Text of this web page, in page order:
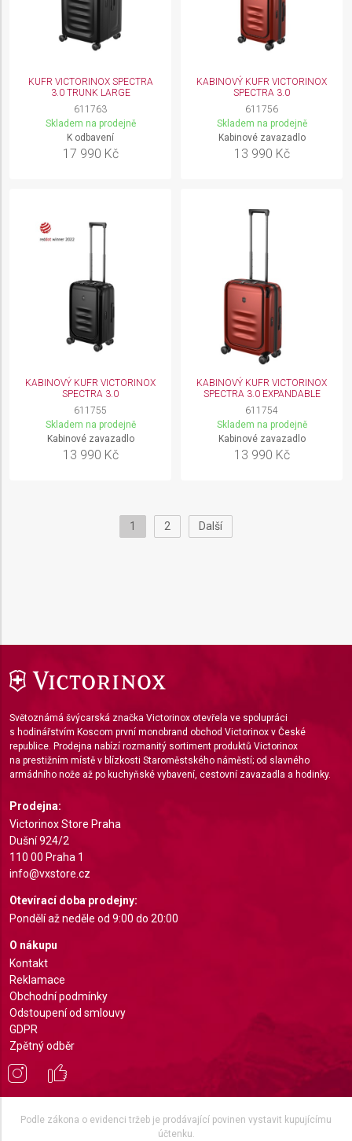
KUFR VICTORINOX SPECTRA
3.0 TRUNK LARGE
611763
Skladem na prodejně
K odbavení
17 990 Kč
KABINOVÝ KUFR VICTORINOX
SPECTRA 3.0
611756
Skladem na prodejně
Kabinové zavazadlo
13 990 Kč
KABINOVÝ KUFR VICTORINOX
SPECTRA 3.0
611755
Skladem na prodejně
Kabinové zavazadlo
13 990 Kč
KABINOVÝ KUFR VICTORINOX
SPECTRA 3.0 EXPANDABLE
611754
Skladem na prodejně
Kabinové zavazadlo
13 990 Kč
1 2 Další
Světoznámá švýcarská značka Victorinox otevřela ve spolupráci
s hodinářstvím Koscom první monobrand obchod Victorinox v České
republice. Prodejna nabízí rozmanitý sortiment produktů Victorinox
na prestižním místě v blízkosti Staroměstského náměstí; od slavného
armádního nože až po kuchyňské vybavení, cestovní zavazadla a hodinky.
Prodejna:
Victorinox Store Praha
Dušní 924/2
110 00 Praha 1
info@vxstore.cz
Otevírací doba prodejny:
Pondělí až neděle od 9:00 do 20:00
O nákupu
Kontakt
Reklamace
Obchodní podmínky
Odstoupení od smlouvy
GDPR
Zpětný odběr
Podle zákona o evidenci tržeb je prodávající povinen vystavit kupujícímu
účtenku.